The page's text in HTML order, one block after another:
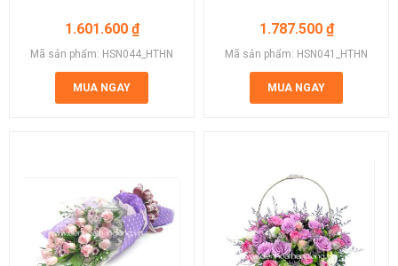
1.601.600 ₫
Mã sản phẩm: HSN044_HTHN
MUA NGAY
1.787.500 ₫
Mã sản phẩm: HSN041_HTHN
MUA NGAY